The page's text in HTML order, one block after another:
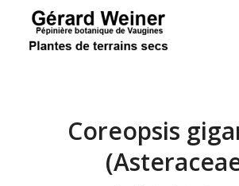
Coreopsis